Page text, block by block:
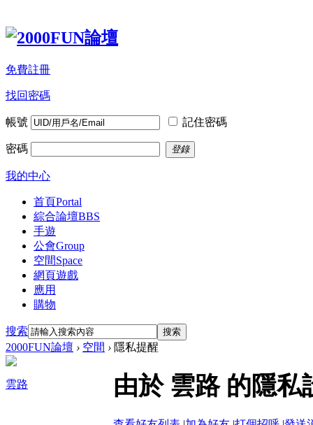
免費註冊
找回密碼
帳號 記住密碼
密碼 登錄
我的中心
首頁Portal
綜合論壇BBS
手遊
公會Group
空間Space
網頁遊戲
應用
購物
搜索 搜索
2000FUN論壇 › 空間 › 隱私提醒
雲路 由於 雲路 的隱